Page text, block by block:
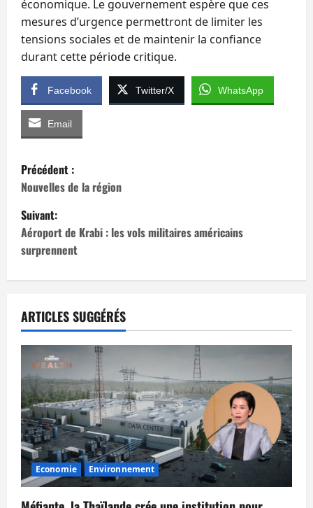
économique. Le gouvernement espère que ces
mesures d’urgence permettront de limiter les
tensions sociales et de maintenir la confiance
durant cette période critique.
Facebook Twitter/X WhatsApp
Email
N
a
v
i
g
a
t
i
o
n
d
’
Précédent :
Nouvelles de la région
Suivant:
Aéroport de Krabi : les vols militaires américains
surprennent
ARTICLES SUGGÉRÉS
Economie Environnement